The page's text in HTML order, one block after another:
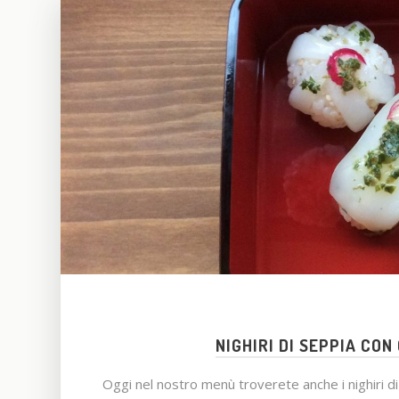
NIGHIRI DI SEPPIA
Oggi nel nostro menù troverete anche i nighiri